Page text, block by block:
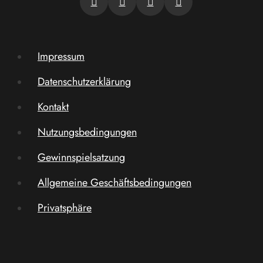
Impressum
Datenschutzerklärung
Kontakt
Nutzungsbedingungen
Gewinnspielsatzung
Allgemeine Geschäftsbedingungen
Privatsphäre